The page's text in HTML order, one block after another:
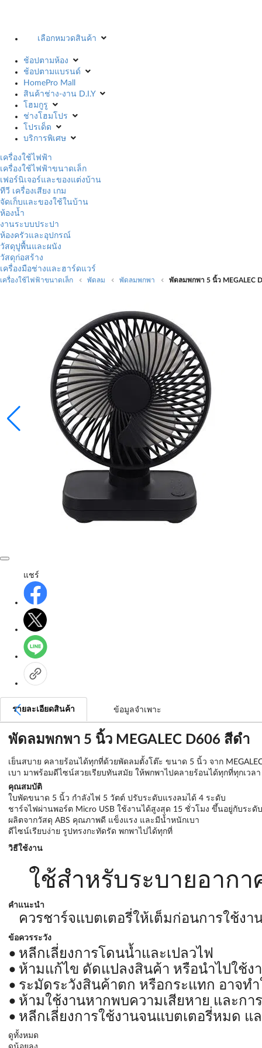
เลือกหมวดสินค้า
ช้อปตามห้อง
ช้อปตามแบรนด์
HomePro Mall
สินค้าช่าง-งาน D.I.Y
โฮมกูรู
ช่างโฮมโปร
โปรเด็ด
บริการพิเศษ
เครื่องใช้ไฟฟ้า
เครื่องใช้ไฟฟ้าขนาดเล็ก
เฟอร์นิเจอร์และของแต่งบ้าน
ทีวี เครื่องเสียง เกม
จัดเก็บและของใช้ในบ้าน
ห้องน้ำ
งานระบบประปา
ห้องครัวและอุปกรณ์
วัสดุปูพื้นและผนัง
วัสดุก่อสร้าง
เครื่องมือช่างและฮาร์ดแวร์
เครื่องใช้ไฟฟ้าขนาดเล็ก พัดลม พัดลมพกพา พัดลมพกพา 5 นิ้ว MEGALEC
แชร์
รายละเอียดสินค้า ข้อมูลจำเพาะ
พัดลมพกพา 5 นิ้ว MEGALEC D606 สีดำ
เย็นสบาย คลายร้อนได้ทุกที่ด้วยพัดลมตั้งโต๊ะ ขนาด 5 นิ้ว จาก
เบา มาพร้อมดีไซน์สวยเรียบทันสมัย ให้พกพาไปคลายร้อนได้ทุกที่ทุกเวลา
คุณสมบัติ
ใบพัดขนาด 5 นิ้ว กำลังไฟ 5 วัตต์ ปรับระดับแรงลมได้ 4 ระดับ
ชาร์จไฟผ่านพอร์ต Micro USB ใช้งานได้สูงสุด 15 ชั่วโมง ขึ้นอยู่กับระดั
ผลิตจากวัสดุ ABS คุณภาพดี แข็งแรง และมีน้ำหนักเบา
ดีไซน์เรียบง่าย รูปทรงกะทัดรัด พกพาไปได้ทุกที่
วิธีใช้งาน
ใช้สำหรับระบายอากา
คำแนะนำ
ควรชาร์จแบตเตอรี่ให้เต็มก่อนการใช้งา
ข้อควรระวัง
หลีกเลี่ยงการโดนน้ำและเปลวไฟ
ห้ามแก้ไข ดัดแปลงสินค้า หรือนำไปใช้ง
ระมัดระวังสินค้าตก หรือกระแทก อาจท
ห้ามใช้งานหากพบความเสียหาย และก
หลีกเลี่ยงการใช้งานจนแบตเตอรี่หมด แ
ดูทั้งหมด